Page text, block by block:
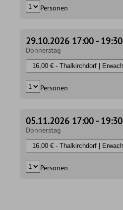
Personen
29.10.2026 17:00 - 19:30
Donnerstag
Personen
05.11.2026 17:00 - 19:30
Donnerstag
Personen